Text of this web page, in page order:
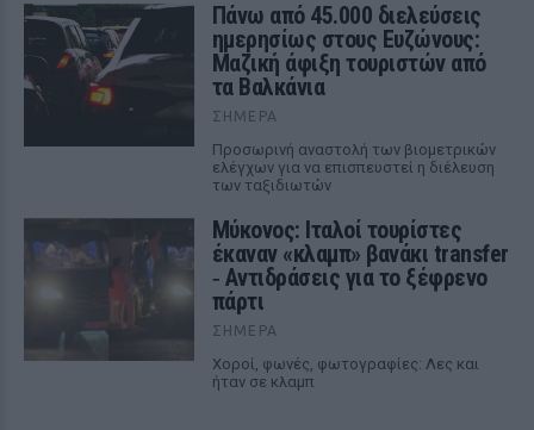
Πάνω από 45.000 διελεύσεις
ημερησίως στους Ευζώνους:
Μαζική άφιξη τουριστών από
τα Βαλκάνια
ΣΉΜΕΡΑ
Προσωρινή αναστολή των βιομετρικών
ελέγχων για να επισπευστεί η διέλευση
των ταξιδιωτών
Μύκονος: Ιταλοί τουρίστες
έκαναν «κλαμπ» βανάκι transfer
‑ Αντιδράσεις για το ξέφρενο
πάρτι
ΣΉΜΕΡΑ
Χοροί, φωνές, φωτογραφίες: Λες και
ήταν σε κλαμπ